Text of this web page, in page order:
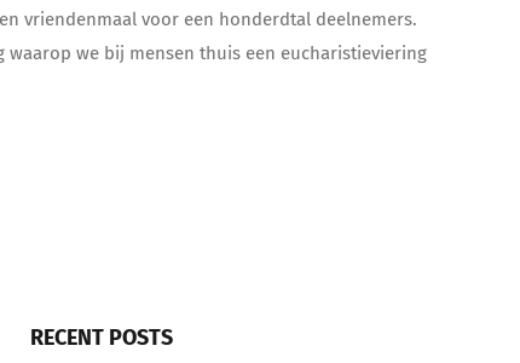
vriendenmaal voor een honderdtal deelnemers.
waarop we bij mensen thuis een eucharistieviering
RECENT POSTS